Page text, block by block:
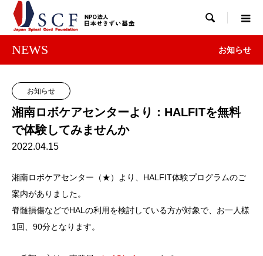

NEWS お知らせ
お知らせ
湘南ロボケアセンターより：HALFITを無料
で体験してみませんか
2022.04.15
湘南ロボケアセンター（★）より、HALFIT体験プログラムのご
案内がありました。
脊髄損傷などでHALの利用を検討している方が対象で、お一人様
1回、90分となります。